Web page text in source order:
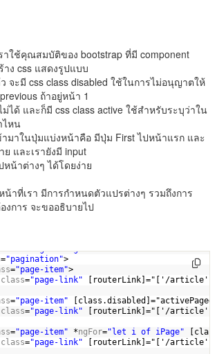
าใช้คุณสมบัติของ bootstrap ที่มี component
าง css แสดงรูปแบบ
จะมี css class disabled ใช้ในการไม่อนุญาตให้
ถ้าอยู่หน้า 1
ได้ และก็มี css class active ใช้สำหรับระบุว่าใน
หน
ามาในปุ่มแบ่งหน้าคือ มีปุ่ม First ไปหน้าแรก และ
และเรายังมี input
หน้าต่างๆ ได้โดยง่าย
าที่เรา มีการกำหนดตัวแปรต่างๆ รวมถึงการ
งการ จะขออธิบายไป
="pagination">
="page-item">
class="page-link"
[routerLink]="['/article']"
="page-item"
class="page-link"
[routerLink]="['/article']"
="page-item" *ngFor="let i of iPage"
class="page-link"
[routerLink]="['/article']"